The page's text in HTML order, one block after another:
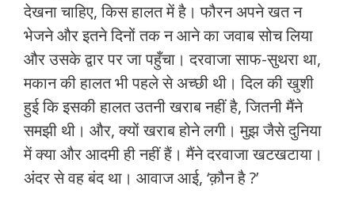
देखना चाहिए, किस हालत में है। फौरन अपने खत न
भेजने और इतने दिनों तक न आने का जवाब सोच लिया
और उसके द्वार पर जा पहुँचा। दरवाजा साफ-सुथरा था,
मकान की हालत भी पहले से अच्छी थी। दिल की खुशी
हुई कि इसकी हालत उतनी खराब नहीं है, जितनी मैंने
समझी थी। और, क्यों खराब होने लगी। मुझ जैसे दुनिया
में क्या और आदमी ही नहीं हैं। मैंने दरवाजा खटखटाया।
अंदर से वह बंद था। आवाज आई, ‘क़ौन है ?’